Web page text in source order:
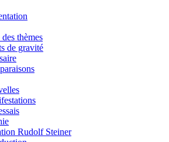
thèmes
de gravité
Rudolf Steiner